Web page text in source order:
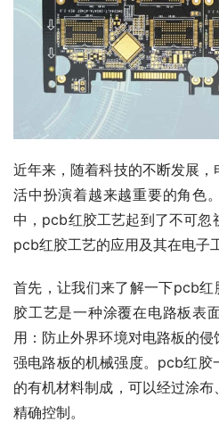
近年来，随着科技的不断发展
活中扮演着越来越重要的角色
中，pcb红胶工艺起到了不可忽
pcb红胶工艺的应用及其在电子
首先，让我们来了解一下pcb
胶工艺是一种涂覆在电路板表
用：防止外界环境对电路板的
强电路板的机械强度。pcb红胶
的有机材料制成，可以经过涂
精确控制。